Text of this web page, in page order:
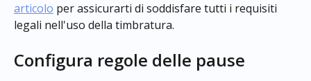
articolo per assicurarti di soddisfare tutti i requisiti
legali nell'uso della timbratura.
Configura regole delle pause